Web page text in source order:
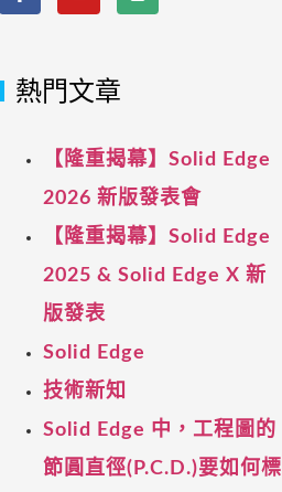
熱門文章
【隆重揭幕】Solid Edge
2026 新版發表會
【隆重揭幕】Solid Edge
2025 & Solid Edge X 新
版發表
Solid Edge
技術新知
Solid Edge 中，工程圖的
節圓直徑(P.C.D.)要如何標